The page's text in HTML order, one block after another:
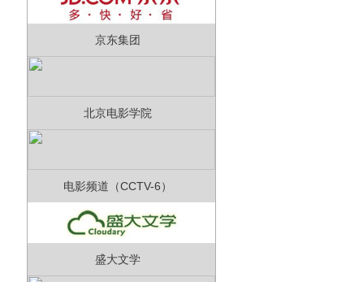
京东集团
北京电影学院
电影频道（CCTV-6）
盛大文学